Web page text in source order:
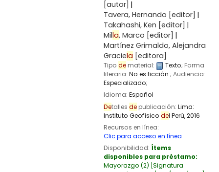
[autor]
Tavera, Hernando [editor]
Takahashi, Ken [editor]
Milla, Marco [editor]
Martínez Grimaldo, Alejandra
Graciela [editora]
Tipo dematerial: Texto; Forma
literaria: No es ficción ; Audiencia:
Especializado;
Idioma: Español
Detalles depublicación: Lima:
Instituto Geofísico del Perú,2016
Recursos en línea:
Clic para acceso en línea
Disponibilidad: Ítems
disponibles para préstamo:
Mayorazgo (2) Signatura